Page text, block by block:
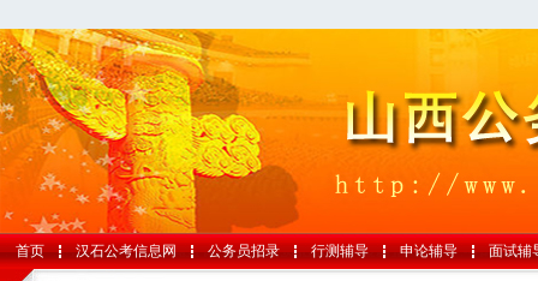
首页 汉石公考信息网 公务员招录 行测辅导 申论辅导 面试辅